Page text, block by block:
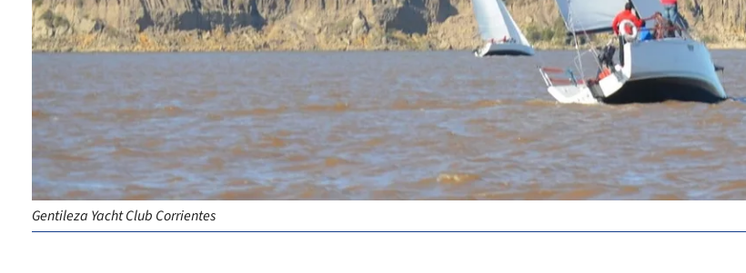
Gentileza Yacht Club Corrientes